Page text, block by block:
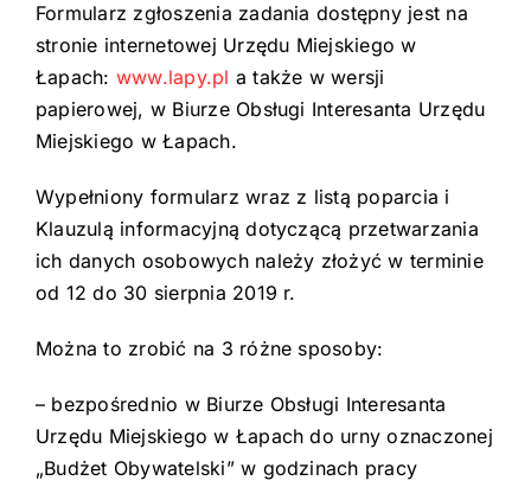
Formularz zgłoszenia zadania dostępny jest na
stronie internetowej Urzędu Miejskiego w
Łapach: www.lapy.pl a także w wersji
papierowej, w Biurze Obsługi Interesanta Urzędu
Miejskiego w Łapach.
Wypełniony formularz wraz z listą poparcia i
Klauzulą informacyjną dotyczącą przetwarzania
ich danych osobowych należy złożyć w terminie
od 12 do 30 sierpnia 2019 r.
Można to zrobić na 3 różne sposoby:
– bezpośrednio w Biurze Obsługi Interesanta
Urzędu Miejskiego w Łapach do urny oznaczonej
„Budżet Obywatelski” w godzinach pracy